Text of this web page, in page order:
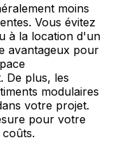
moins
Vous évitez
à la location d'un
avantageux pour
De plus, les
modulaires
votre projet.
pour votre